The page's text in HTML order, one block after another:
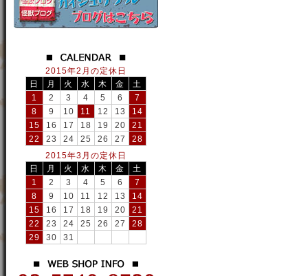
2015年2月の定休日
日
月 火 水 木 金
土
1
2 3 4 5 6
7
8
9 10 11 12 13
14
15
16 17 18 19 20
21
22
23 24 25 26 27
28
2015年3月の定休日
日
月 火 水 木 金
土
1
2 3 4 5 6
7
8
9 10 11 12 13
14
15
16 17 18 19 20
21
22
23 24 25 26 27
28
29
30 31